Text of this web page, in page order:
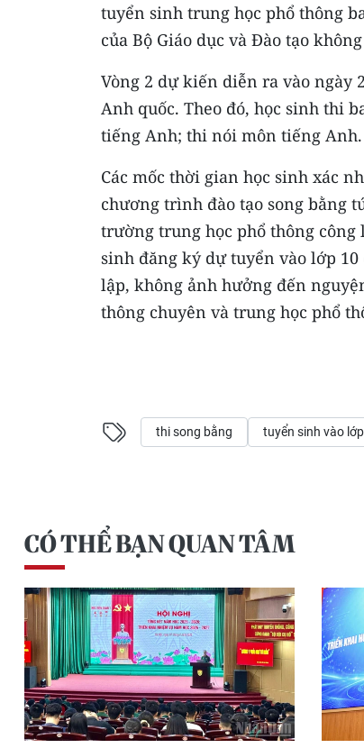
tuyển sinh trung học phổ thông
của Bộ Giáo dục và Đào tạo
Vòng 2 dự kiến diễn ra vào ngày
Anh quốc. Theo đó, học sinh thi
tiếng Anh; thi nói môn tiếng Anh.
Các mốc thời gian học sinh xác
chương trình đào tạo song bằng
trường trung học phổ thông công
sinh đăng ký dự tuyển vào lớp
lập, không ảnh hưởng đến
thông chuyên và trung học phổ
thi song bằng tuyển sinh vào
CÓ THỂ BẠN QUAN TÂM